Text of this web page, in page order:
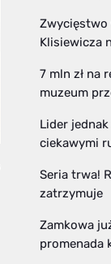
Zwycięstwo
Klisiewicza
7 mln zł na
muzeum
Lider
ciekawymi
Seria trwa!
zatrzymuje
Zamkowa
promenada